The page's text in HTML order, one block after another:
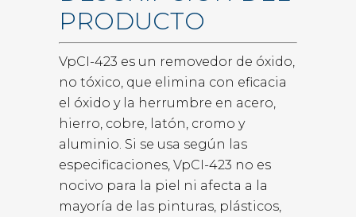
PRODUCTO
VpCI-423 es un removedor de óxido,
no tóxico, que elimina con eficacia
el óxido y la herrumbre en acero,
hierro, cobre, latón, cromo y
aluminio. Si se usa según las
especificaciones, VpCI-423 no es
nocivo para la piel ni afecta a la
mayoría de las pinturas, plásticos,